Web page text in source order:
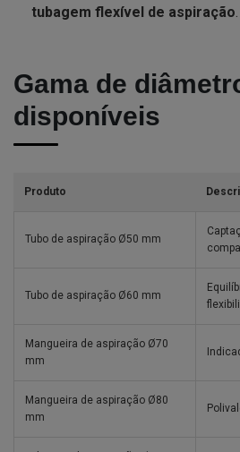
tubagem flexível de aspiração.
Gama de
disponíveis
Produto
Tubo de aspiração Ø50 mm
Tubo de aspiração Ø60 mm
Mangueira de aspiração Ø70
mm
Mangueira de aspiração Ø80
mm